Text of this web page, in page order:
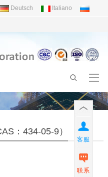
Deutsch Italiano
：434-05-9）
客服
联系